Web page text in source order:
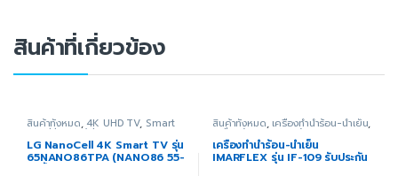
สินค้าที่เกี่ยวข้อง
สินค้าทั้งหมด, 4K UHD TV, Smart
ทีวี ภาพ/เสียง
LG NanoCell 4K Smart TV รุ่น
65NANO86TPA (NANO86 55-
สินค้าทั้งหมด, เครื่องทำน้ำร้อน-น้ำเย็น,
เครื่องใช้ไฟฟ้าภายในบ้าน
เครื่องทำน้ำร้อน-น้ำเย็น
IMARFLEX รุ่น IF-109 รับประกัน